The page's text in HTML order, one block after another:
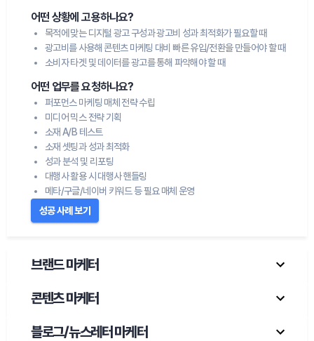
어떤 상황에 고용하나요?
목적에 맞는 디지털 광고 구성과 광고비 성과 최적화가 필요할 때
광고비를 사용해 콘텐츠 마케팅 대비 빠른 유입/전환을 만들어야 할 때
소비자 타겟 및 데이터를 광고를 통해 파악해야 할 때
어떤 업무를 요청하나요?
퍼포먼스 마케팅 매체 전략 수립
미디어 믹스 전략 기획
소재 A/B 테스트
소재 셋팅과 성과 최적화
성과 분석 및 리포팅
대행사 활용 시 대행사 핸들링
메타/구글/네이버 키워드 등 필요 매체 운영
성공 사례 보기
브랜드 마케터
콘텐츠 마케터
블로그/뉴스레터 마케터